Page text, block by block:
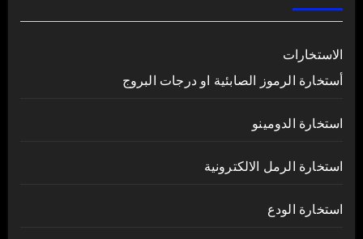
الاستخارات
أستخارة الرموز الصابئية او درجات البروج
استخارة الدومينو
استخارة الرمل الالكترونية
استخارة الودع